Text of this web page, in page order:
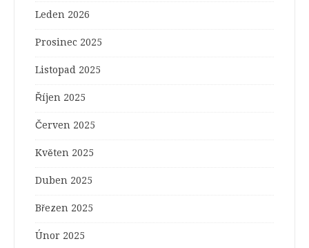
Leden 2026
Prosinec 2025
Listopad 2025
Říjen 2025
Červen 2025
Květen 2025
Duben 2025
Březen 2025
Únor 2025